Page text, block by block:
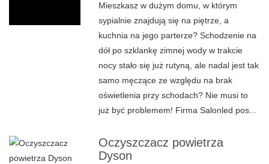
Mieszkasz w dużym domu, w którym
sypialnie znajdują się na piętrze, a
kuchnia na jego parterze? Schodzenie na
dół po szklankę zimnej wody w trakcie
nocy stało się już rutyną, ale nadal jest tak
samo męczące ze względu na brak
oświetlenia przy schodach? Nie musi to
już być problemem! Firma Salonled pos...
Oczyszczacz powietrza
Dyson